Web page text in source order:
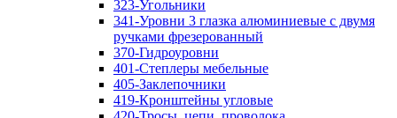
323-Угольники
341-Уровни 3 глазка алюминиевые с двумя
ручками фрезерованный
370-Гидроуровни
401-Степлеры мебельные
405-Заклепочники
419-Кронштейны угловые